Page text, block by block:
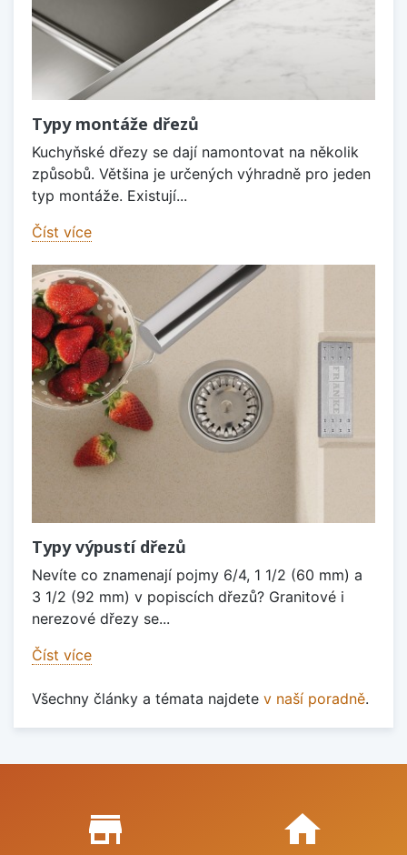
Typy montáže dřezů
Kuchyňské dřezy se dají namontovat na několik
způsobů. Většina je určených výhradně pro jeden
typ montáže. Existují...
Číst více
Typy výpustí dřezů
Nevíte co znamenají pojmy 6/4, 1 1/2 (60 mm) a
3 1/2 (92 mm) v popiscích dřezů? Granitové i
nerezové dřezy se...
Číst více
Všechny články a témata najdete v naší poradně.
Proč nakupovat u nás?
store_mall_directory home